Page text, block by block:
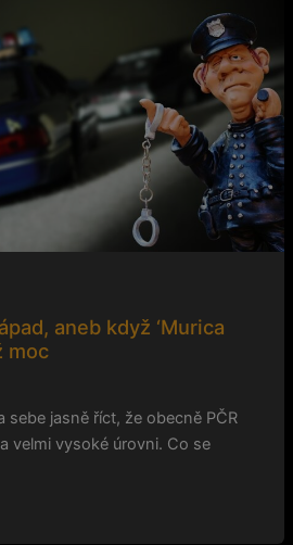
aneb když ‘Murica
moc
jasně říct, že obecně PČR
velmi vysoké úrovni. Co se